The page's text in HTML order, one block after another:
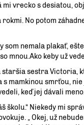
vrecko s desiatou,
No potom
som nemala plakať,
mnou.Ako keby už
sestra Victoria,
mamkinou smrťou,
keď jej dávali
školu.“ Niekedy mi
„ Okej, už